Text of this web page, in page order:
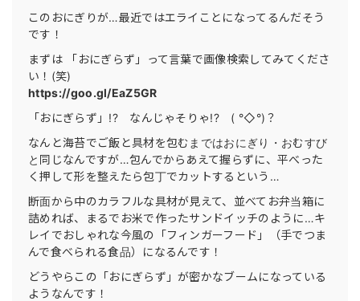
このおにぎりが…最近ではエライことになってるんだそう
です！
まずは 「おにぎらず」って言葉で画像検索してみてくださ
い！(笑)
https://goo.gl/EaZ5GR
「おにぎらず」!? なんじゃそりゃ!? ( °◇°)？
なんと海苔でご飯と具材を包むまではおにぎり・おむすび
と同じなんですが…包んでからあえて握らずに、平べった
く押して形を整えたら包丁でカットするという…
断面から中のカラフルな具材が見えて、並べてお弁当箱に
詰めれば、まるでお米で作ったサンドイッチのように…キ
レイでおしゃれな今風の「フィンガーフード」（手でつま
んで食べられる食品）になるんです！
どうやらこの「おにぎらず」が密かなブームになっている
ようなんです！